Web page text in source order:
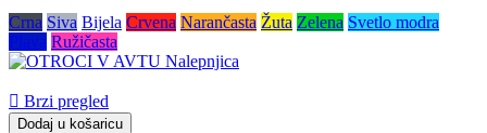
Crna Siva Bijela Crvena Narančasta Žuta Zelena Svetlo modra
Plava Ružičasta
 Brzi pregled
Dodaj u košaricu